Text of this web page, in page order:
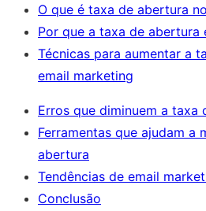
O que é taxa de abertura
Por que a taxa de abertura
Técnicas para aumentar a
email marketing
Erros que diminuem a taxa
Ferramentas que ajudam a
abertura
Tendências de email
Conclusão